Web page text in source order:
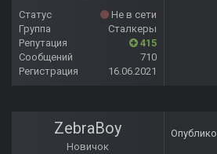
Статус
Не в сети
Группа
Сталкеры
Репутация
415
Сообщений
710
Регистрация
16.06.2021
ZebraBoy
Новичок